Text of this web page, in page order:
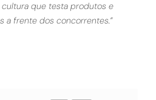
que testa produtos e
a frente dos concorrentes.”